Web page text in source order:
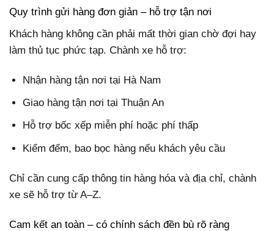
Quy trình gửi hàng đơn giản – hỗ trợ tận nơi
Khách hàng không cần phải mất thời gian chờ đợi hay
làm thủ tục phức tạp. Chành xe hỗ trợ:
Nhận hàng tận nơi tại Hà Nam
Giao hàng tận nơi tại Thuận An
Hỗ trợ bốc xếp miễn phí hoặc phí thấp
Kiểm đếm, bao bọc hàng nếu khách yêu cầu
Chỉ cần cung cấp thông tin hàng hóa và địa chỉ, chành
xe sẽ hỗ trợ từ A–Z.
Cam kết an toàn – có chính sách đền bù rõ ràng